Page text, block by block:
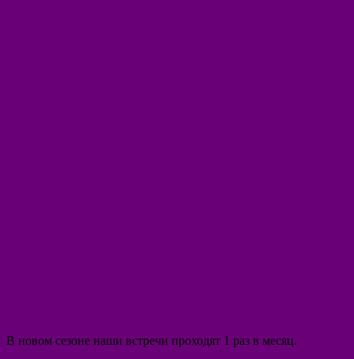
В новом сезоне наши встречи проходят 1 раз в месяц.